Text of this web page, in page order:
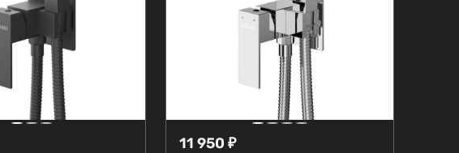
11 950 ₽